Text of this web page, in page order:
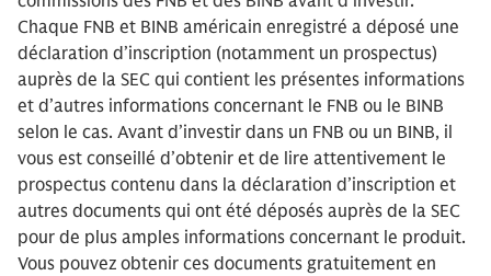
Chaque FNB et BINB américain enregistré a déposé une
déclaration d’inscription (notamment un prospectus)
auprès de la SEC qui contient les présentes informations
et d’autres informations concernant le FNB ou le BINB
selon le cas. Avant d’investir dans un FNB ou un BINB, il
vous est conseillé d’obtenir et de lire attentivement le
prospectus contenu dans la déclaration d’inscription et
autres documents qui ont été déposés auprès de la SEC
pour de plus amples informations concernant le produit.
Vous pouvez obtenir ces documents gratuitement en